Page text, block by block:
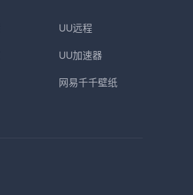
UU远程
UU加速器
网易千千壁纸